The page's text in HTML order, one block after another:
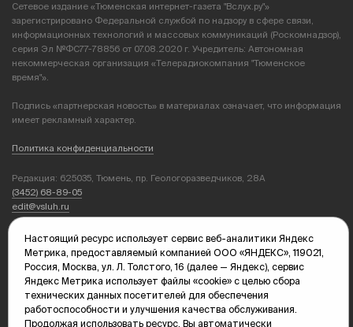
Сетевое издание «Тюменская интернет-газета "Вслух.ру"»
зарегистрировано Федеральной службой по надзору в сфере связи,
информационных технологий и массовых коммуникаций (Роскомнадзор),
серия Эл №ФС77-78856 от 07.08.2020 г. Учредитель: Автономная
некоммерческая организация «Телерадиокомпания "Тюменское
время"».
Подпись «партнерская новость» в материалах означает, что информация
имеет рекламный характер.
Политика конфиденциальности
Редакция: 625035, Тюмень, пр. Геологоразведчиков, 28А
(3452) 68-89-05
edit@vsluh.ru
Главный редактор: Панкина Т.Ю.
kika@vsluh.ru
По вопросам рекламы:
(3452) 68-89-78
kotovaev@sibinformburo.ru
mim@vsluh.ru
Настоящий ресурс использует сервис веб-аналитики Яндекс
Метрика, предоставляемый компанией ООО «ЯНДЕКС», 119021,
Россия, Москва, ул. Л. Толстого, 16 (далее — Яндекс), сервис
Яндекс Метрика использует файлы «cookie» с целью сбора
технических данных посетителей для обеспечения
работоспособности и улучшения качества обслуживания.
Продолжая использовать ресурс, Вы автоматически